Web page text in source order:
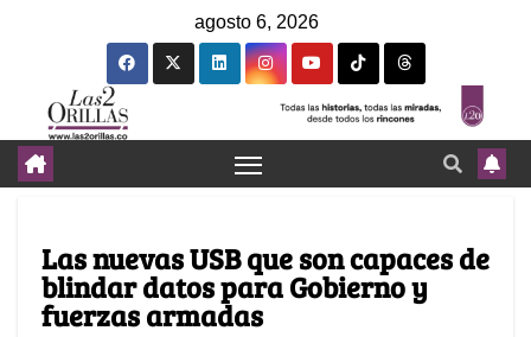
agosto 6, 2026
Las nuevas USB que son capaces de
blindar datos para Gobierno y
fuerzas armadas